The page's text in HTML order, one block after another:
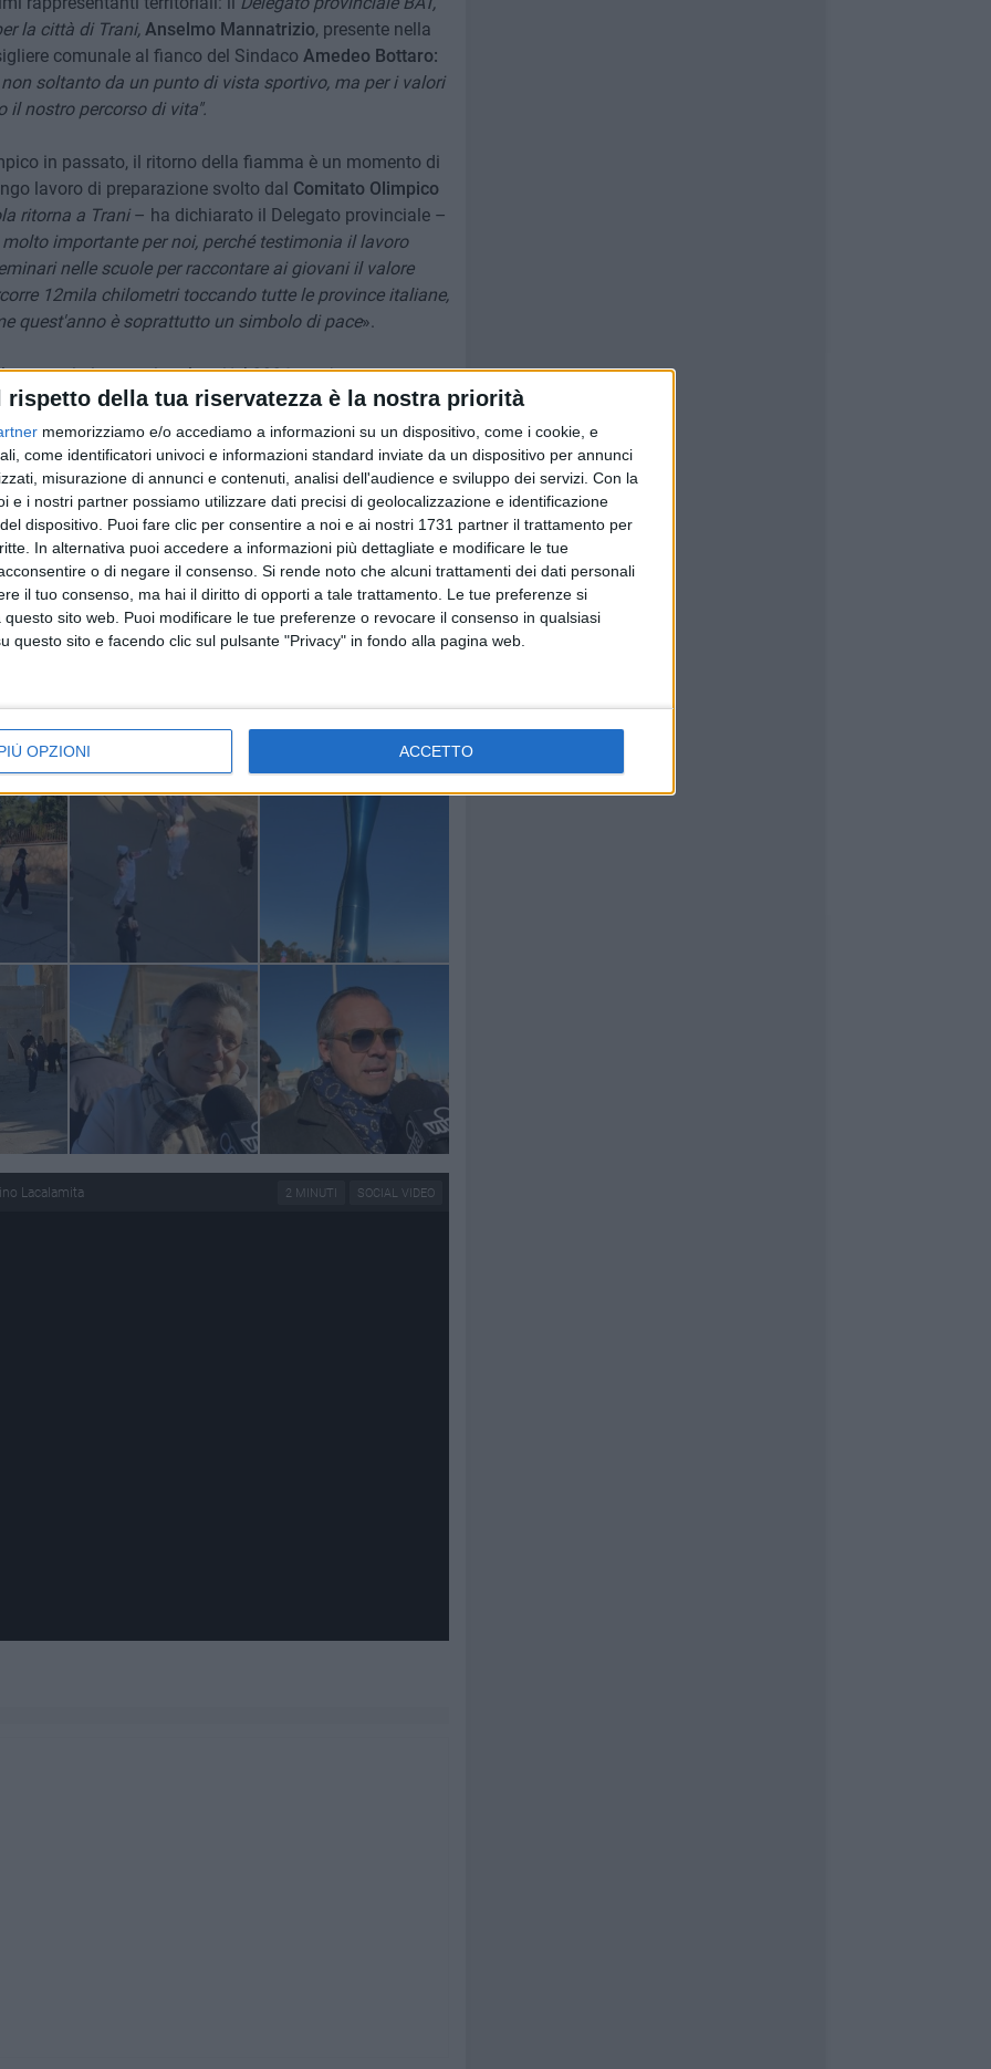
rispetto della tua riservatezza è la nostra priorità
memorizziamo e/o accediamo a informazioni su un dispositivo, come i cookie, e
come identificatori univoci e informazioni standard inviate da un dispositivo per annunci
misurazione di annunci e contenuti, analisi dell'audience e sviluppo dei servizi. Con la
e i nostri partner possiamo utilizzare dati precisi di geolocalizzazione e identificazione
dispositivo. Puoi fare clic per consentire a noi e ai nostri 1731 partner il trattamento per
In alternativa puoi accedere a informazioni più dettagliate e modificare le tue
o di negare il consenso. Si rende noto che alcuni trattamenti dei dati personali
il tuo consenso, ma hai il diritto di opporti a tale trattamento. Le tue preferenze si
sito web. Puoi modificare le tue preferenze o revocare il consenso in qualsiasi
questo sito e facendo clic sul pulsante "Privacy" in fondo alla pagina web.
OPZIONI ACCETTO
la città di Trani, Anselmo Mannatrizio, presente nella
comunale al fianco del Sindaco Amedeo Bottaro:
soltanto da un punto di vista sportivo, ma per i valori
il nostro percorso di vita".
in passato, il ritorno della fiamma è un momento di
lavoro di preparazione svolto dal Comitato Olimpico
ritorna a Trani– ha dichiarato il Delegato provinciale –
importante per noi, perché testimonia il lavoro
nelle scuole per raccontare ai giovani il valore
12mila chilometri toccando tutte le province italiane,
quest'anno è soprattutto un simbolo di pace».
scenario internazionale: «Nel 2026 speriamo
nel mondo. È un'ipotesi difficile, ma le Olimpiadi,
spesso portato a questo miracolo. C'è stata una
che entro il 6 febbraio accada qualcosa di buono».
Anselmo Mannatrizio, che ha sottolineato l'importanza
appena iniziato e come stimolo per l'azione
– ha commentato il Fiduciario CONI e Consigliere
nella nostra città è qualcosa che ci riempie di gioia.
Mannatrizio ha poi colto l'occasione per ribadire
«C'è l'impegno da parte di questa amministrazione di
e di cercare di crearne di nuovi. Sappiamo
e su questo l'amministrazione sta lavorando
non solo come una vetrina prestigiosa per Trani,
e sportivo per i mesi a venire
SOCIAL VIDEO
2 MINUTI
Lacalamita